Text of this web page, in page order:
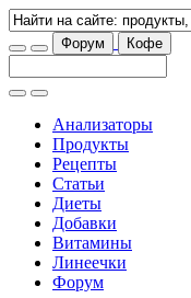
Форум Кофе
Анализаторы
Продукты
Рецепты
Статьи
Диеты
Добавки
Витамины
Линеечки
Форум